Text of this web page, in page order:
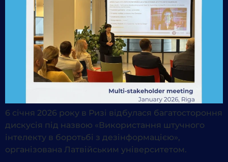
6 січня 2026 року в Ризі відбулася багатостороння
дискусія під назвою «Використання штучного
інтелекту в боротьбі з дезінформацією»,
організована Латвійським університетом.